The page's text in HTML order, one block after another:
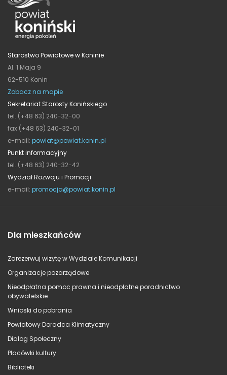
Starostwo Powiatowe w Koninie
Al. 1 Maja 9
62-510 Konin
Zobacz na mapie
Sekretariat Starosty Konińskiego
tel. (+48 63) 240-32-00
fax (+48 63) 240-32-01
e-mail: powiat@powiat.konin.pl
Punkt informacyjny
tel. (+48 63) 240-32-42
Wydział Rozwoju i Promocji
e-mail: promocja@powiat.konin.pl
Dla mieszkańców
Zarezerwuj wizytę w Wydziale Komunikacji
Organizacje pozarządowe
Nieodpłatna pomoc prawna i nieodpłatne poradnictwo
obywatelskie
Wnioski do pobrania
Powiatowy Doradca Klimatyczny
Dialog Społeczny
Placówki kultury
Biblioteki